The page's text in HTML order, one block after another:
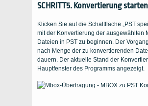
SCHRITT5. Konvertierung starten
Klicken Sie auf die Schaltfläche „PST
mit der Konvertierung der ausgewählten
Dateien in PST zu beginnen. Der
nach Menge der zu konvertierenden
dauern. Der aktuelle Stand der
Hauptfenster des Programms angezeigt.